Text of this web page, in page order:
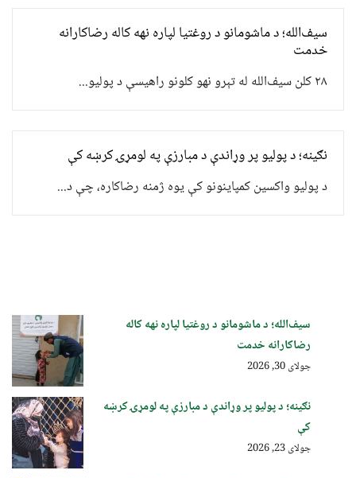
سیف‌الله؛ د ماشومانو د روغتیا لپاره نهه کاله رضاکارانه
خدمت
۲۸ کلن سیف‌الله له تېرو نهو کلونو راهیسې د پولیو...
نګینه؛ د پولیو پر وړاندې د مبارزې په لومړۍ کرښه کې
د پولیو واکسین کمپاینونو کې یوه ژمنه رضاکاره، چې د...
سیف‌الله؛ د ماشومانو د روغتیا لپاره نهه کاله
رضاکارانه خدمت
جولای 30, 2026
نګینه؛ د پولیو پر وړاندې د مبارزې په لومړۍ کرښه
کې
جولای 23, 2026